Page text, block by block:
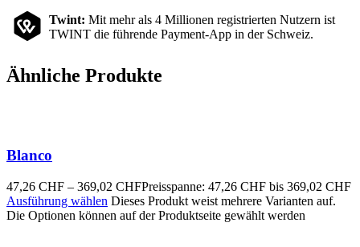
Twint: Mit mehr als 4 Millionen registrierten Nutzern ist
TWINT die führende Payment-App in der Schweiz.
Ähnliche Produkte
Blanco
47,26 CHF – 369,02 CHFPreisspanne: 47,26 CHF bis 369,02 CHF
Ausführung wählen Dieses Produkt weist mehrere Varianten auf.
Die Optionen können auf der Produktseite gewählt werden